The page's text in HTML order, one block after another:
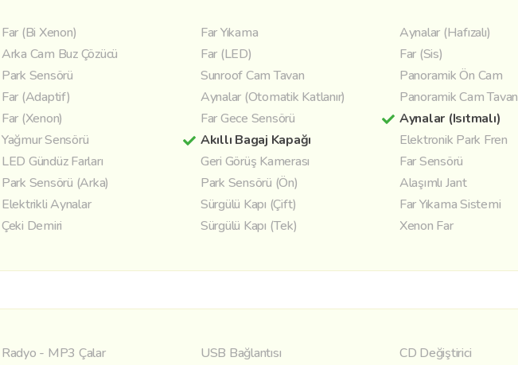
Far (Bi Xenon) Far Yıkama
Aynalar (Hafızalı)
Arka Cam Buz Çözücü Far (LED)
Far (Sis)
Park Sensörü Sunroof Cam Tavan
Panoramik Ön Cam
Far (Adaptif) Aynalar (Otomatik Katlanır)
Panoramik Cam Tavan
Far (Xenon) Far Gece Sensörü
Aynalar (Isıtmalı)
Yağmur Sensörü Akıllı Bagaj Kapağı
Elektronik Park Fren
LED Gündüz Farları Geri Görüş Kamerası
Far Sensörü
Park Sensörü (Arka) Park Sensörü (Ön)
Alaşımlı Jant
Elektrikli Aynalar Sürgülü Kapı (Çift)
Far Yıkama Sistemi
Çeki Demiri Sürgülü Kapı (Tek) Xenon Far
Radyo - MP3 Çalar USB Bağlantısı
CD Değiştirici